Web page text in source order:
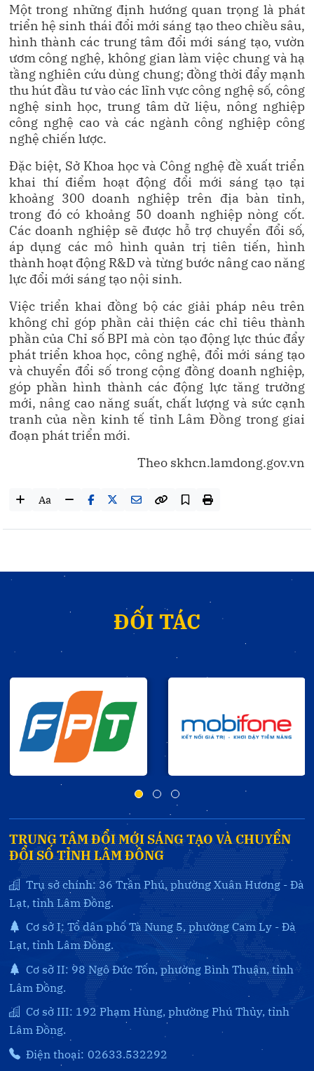
Một trong những định hướng quan trọng là phát
triển hệ sinh thái đổi mới sáng tạo theo chiều sâu,
hình thành các trung tâm đổi mới sáng tạo, vườn
ươm công nghệ, không gian làm việc chung và hạ
tầng nghiên cứu dùng chung; đồng thời đẩy mạnh
thu hút đầu tư vào các lĩnh vực công nghệ số, công
nghệ sinh học, trung tâm dữ liệu, nông nghiệp
công nghệ cao và các ngành công nghiệp công
nghệ chiến lược.
Đặc biệt, Sở Khoa học và Công nghệ đề xuất triển
khai thí điểm hoạt động đổi mới sáng tạo tại
khoảng 300 doanh nghiệp trên địa bàn tỉnh,
trong đó có khoảng 50 doanh nghiệp nòng cốt.
Các doanh nghiệp sẽ được hỗ trợ chuyển đổi số,
áp dụng các mô hình quản trị tiên tiến, hình
thành hoạt động R&D và từng bước nâng cao năng
lực đổi mới sáng tạo nội sinh.
Việc triển khai đồng bộ các giải pháp nêu trên
không chỉ góp phần cải thiện các chỉ tiêu thành
phần của Chỉ số BPI mà còn tạo động lực thúc đẩy
phát triển khoa học, công nghệ, đổi mới sáng tạo
và chuyển đổi số trong cộng đồng doanh nghiệp,
góp phần hình thành các động lực tăng trưởng
mới, nâng cao năng suất, chất lượng và sức cạnh
tranh của nền kinh tế tỉnh Lâm Đồng trong giai
đoạn phát triển mới.
Theo skhcn.lamdong.gov.vn
Aa
ĐỐI TÁC
TRUNG TÂM ĐỔI MỚI SÁNG TẠO VÀ CHUYỂN
ĐỔI SỐ TỈNH LÂM ĐỒNG
Trụ sở chính: 36 Trần Phú, phường Xuân Hương - Đà
Lạt, tỉnh Lâm Đồng.
Cơ sở I: Tổ dân phố Tà Nung 5, phường Cam Ly - Đà
Lạt, tỉnh Lâm Đồng.
Cơ sở II: 98 Ngô Đức Tốn, phường Bình Thuận, tỉnh
Lâm Đồng.
Cơ sở III: 192 Phạm Hùng, phường Phú Thủy, tỉnh
Lâm Đồng.
Điện thoại: 02633.532292